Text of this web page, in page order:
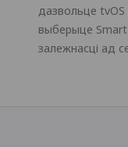
дазвольце
выберыце
залежнасці ад